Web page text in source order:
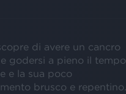
di avere un cancro
godersi a pieno il tempo
e la sua poco
brusco e repentino.